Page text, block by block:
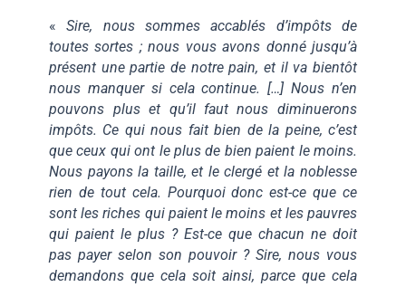
«Sire, nous sommes accablés d’impôts de
toutes sortes ; nous vous avons donné jusqu’à
présent une partie de notre pain, et il va bientôt
nous manquer si cela continue. […] Nous n’en
pouvons plus et qu’il faut nous diminuerons
impôts. Ce qui nous fait bien de la peine, c’est
que ceux qui ont le plus de bien paient le moins.
Nous payons la taille, et le clergé et la noblesse
rien de tout cela. Pourquoi donc est-ce que ce
sont les riches qui paient le moins et les pauvres
qui paient le plus ? Est-ce que chacun ne doit
pas payer selon son pouvoir ? Sire, nous vous
demandons que cela soit ainsi, parce que cela